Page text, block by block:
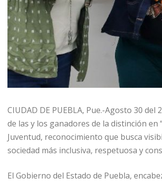
CIUDAD DE PUEBLA, Pue.-Agosto 30
de las y los ganadores de la distinción
Juventud, reconocimiento que busca
sociedad más inclusiva, respetuosa y
El Gobierno del Estado de Puebla,